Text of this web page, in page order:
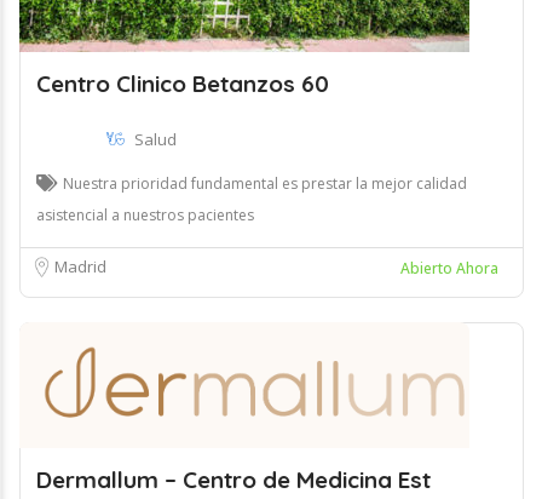
Centro Clinico Betanzos 60
Salud
Nuestra prioridad fundamental es prestar la mejor calidad
asistencial a nuestros pacientes
Madrid Abierto Ahora
Dermallum – Centro de Medicina Est